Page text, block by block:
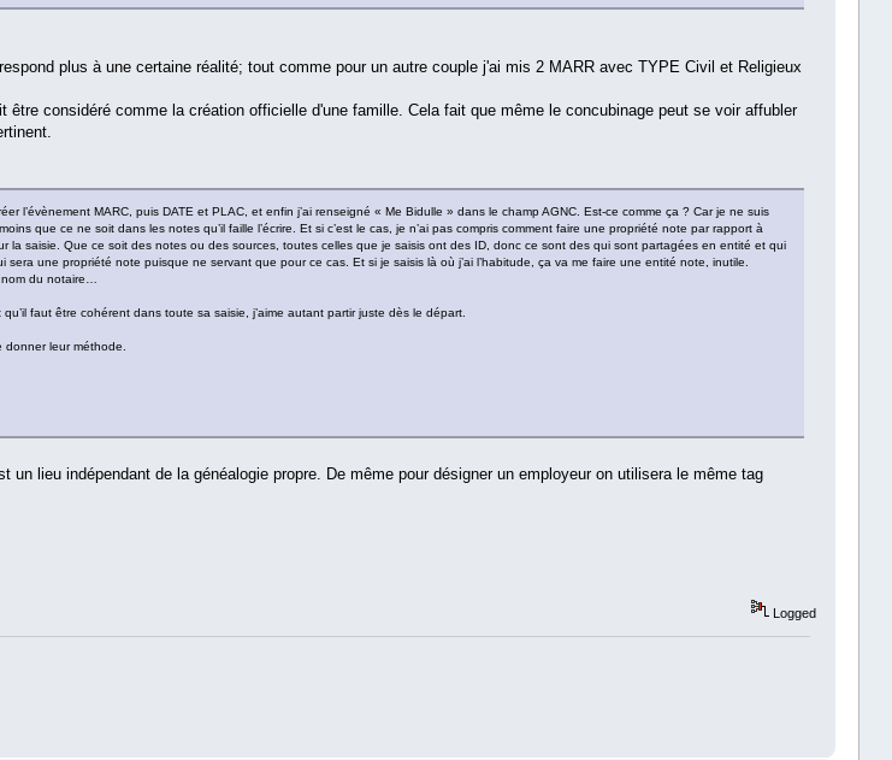
plus à une certaine réalité; tout comme pour un autre couple j'ai mis 2 MARR avec TYPE Civil et Religieux
considéré comme la création officielle d'une famille. Cela fait que même le concubinage peut se voir affubler
l’évènement MARC, puis DATE et PLAC, et enfin j’ai renseigné « Me Bidulle » dans le champ AGNC. Est-ce comme ça ? Car je ne suis
que ce ne soit dans les notes qu’il faille l’écrire. Et si c’est le cas, je n’ai pas compris comment faire une propriété note par rapport à
la saisie. Que ce soit des notes ou des sources, toutes celles que je saisis ont des ID, donc ce sont des qui sont partagées en entité et qui
une propriété note puisque ne servant que pour ce cas. Et si je saisis là où j’ai l’habitude, ça va me faire une entité note, inutile.
nom du notaire…
faut être cohérent dans toute sa saisie, j’aime autant partir juste dès le départ.
donner leur méthode.
lieu indépendant de la généalogie propre. De même pour désigner un employeur on utilisera le même tag
Logged